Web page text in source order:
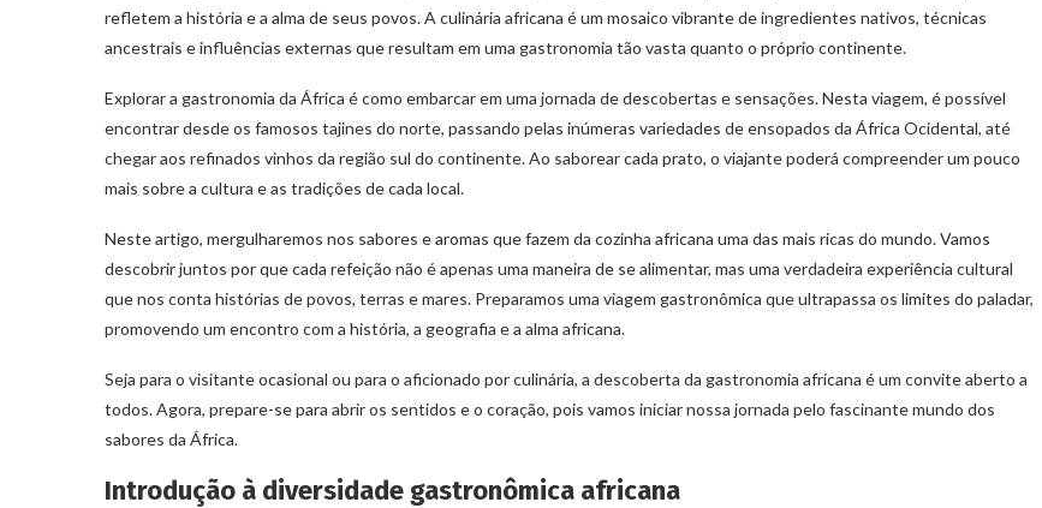
refletem a história e a alma de seus povos. A culinária africana é um mosaico vibrante de ingredientes nativos, técnicas
ancestrais e influências externas que resultam em uma gastronomia tão vasta quanto o próprio continente.
Explorar a gastronomia da África é como embarcar em uma jornada de descobertas e sensações. Nesta viagem, é possível
encontrar desde os famosos tajines do norte, passando pelas inúmeras variedades de ensopados da África Ocidental, até
chegar aos refinados vinhos da região sul do continente. Ao saborear cada prato, o viajante poderá compreender um pouco
mais sobre a cultura e as tradições de cada local.
Neste artigo, mergulharemos nos sabores e aromas que fazem da cozinha africana uma das mais ricas do mundo. Vamos
descobrir juntos por que cada refeição não é apenas uma maneira de se alimentar, mas uma verdadeira experiência cultural
que nos conta histórias de povos, terras e mares. Preparamos uma viagem gastronômica que ultrapassa os limites do paladar,
promovendo um encontro com a história, a geografia e a alma africana.
Seja para o visitante ocasional ou para o aficionado por culinária, a descoberta da gastronomia africana é um convite aberto a
todos. Agora, prepare-se para abrir os sentidos e o coração, pois vamos iniciar nossa jornada pelo fascinante mundo dos
sabores da África.
Introdução à diversidade gastronômica africana